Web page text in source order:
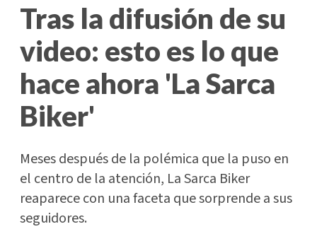
Tras la difusión de su
video: esto es lo que
hace ahora 'La Sarca
Biker'
Meses después de la polémica que la puso en
el centro de la atención, La Sarca Biker
reaparece con una faceta que sorprende a sus
seguidores.